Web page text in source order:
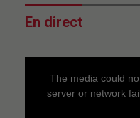
En direct
The media could
server or network